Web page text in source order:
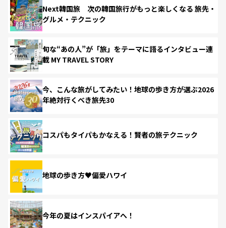
Next韓国旅 次の韓国旅行がもっと楽しくなる 旅先・
グルメ・テクニック
旬な“あの人”が「旅」をテーマに語るインタビュー連
載 MY TRAVEL STORY
今、こんな旅がしてみたい！地球の歩き方が選ぶ2026
年絶対行くべき旅先30
コスパもタイパもかなえる！賢者の旅テクニック
地球の歩き方♥偏愛ハワイ
今年の夏はインスパイアへ！